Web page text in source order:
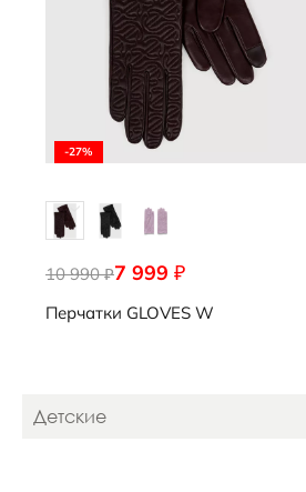
-27%
7 999 ₽
10 990₽
9107562/91042
Перчатки GLOVES W
Детские